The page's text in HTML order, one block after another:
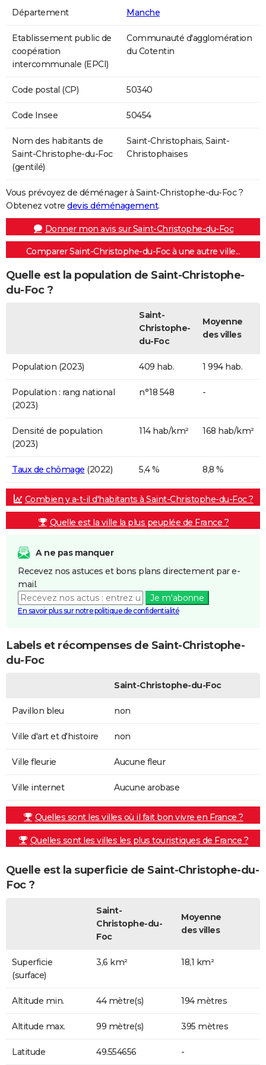
Département Manche
Etablissement public de
coopération
intercommunale (EPCI)
Communauté d'agglomération
du Cotentin
Code postal (CP) 50340
Code Insee 50454
Nom des habitants de
Saint-Christophe-du-Foc
(gentilé)
Saint-Christophais, Saint-
Christophaises
Vous prévoyez de déménager à Saint-Christophe-du-Foc ?
Obtenez votre devis déménagement.
Donner mon avis sur Saint-Christophe-du-Foc
Comparer Saint-Christophe-du-Foc à une autre ville...
Quelle est la population de Saint-Christophe-
du-Foc ?
Saint-
Christophe-
du-Foc
Moyenne
des villes
Population (2023) 409 hab. 1 994 hab.
Population : rang national
(2023)
n°18 548 -
Densité de population
(2023)
114 hab/km² 168 hab/km²
Taux de chômage (2022) 5,4 % 8,8 %
Combien y a-t-il d'habitants à Saint-Christophe-du-Foc ?
Quelle est la ville la plus peuplée de France ?
A ne pas manquer
Recevez nos astuces et bons plans directement par e-
mail.
Je m'abonne
En savoir plus sur notre politique de confidentialité
Labels et récompenses de Saint-Christophe-
du-Foc
Saint-Christophe-du-Foc
Pavillon bleu non
Ville d'art et d'histoire non
Ville fleurie Aucune fleur
Ville internet Aucune arobase
Quelles sont les villes où il fait bon vivre en France ?
Quelles sont les villes les plus touristiques de France ?
Quelle est la superficie de Saint-Christophe-du-
Foc ?
Saint-
Christophe-du-
Foc
Moyenne
des villes
Superficie
(surface)
3,6 km² 18,1 km²
Altitude min. 44 mètre(s) 194 mètres
Altitude max. 99 mètre(s) 395 mètres
Latitude 49.554656 -